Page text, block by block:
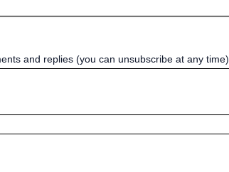
and replies (you can unsubscribe at any time).